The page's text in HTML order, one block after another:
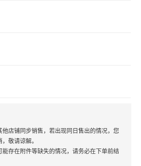
他店铺同步销售，若出现同日售出的情况，您
敬请谅解。
能存在附件等缺失的情况，请务必在下单前结